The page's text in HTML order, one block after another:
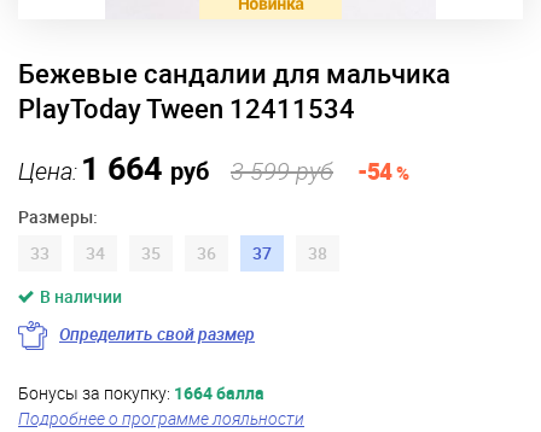
Бежевые сандалии для мальчика
PlayToday Tween 12411534
Цена:1 664 руб 3 599 руб -54%
Размеры:
33
34 35 36 37
38
В наличии
Определить свой размер
Бонусы за покупку: 1664 балла
Подробнее о программе лояльности